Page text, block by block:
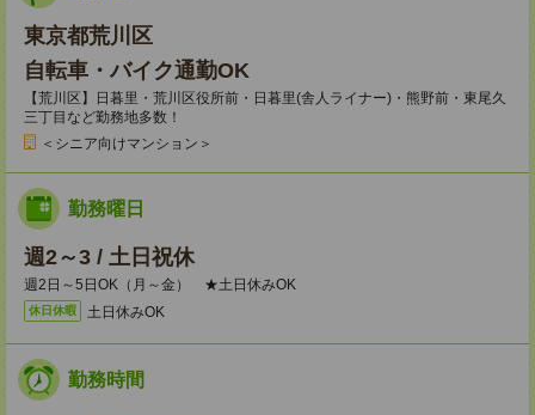
東京都荒川区
自転車・バイク通勤OK
【荒川区】日暮里・荒川区役所前・日暮里(舎人ライナー)・熊野前・東尾久
三丁目など勤務地多数！
＜シニア向けマンション＞
勤務曜日
週2～3 / 土日祝休
週2日～5日OK（月～金） ★土日休みOK
休日休暇 土日休みOK
勤務時間